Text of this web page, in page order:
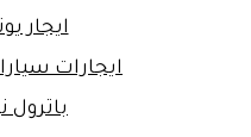
ايجار يوتنج
ايجارات
باترول